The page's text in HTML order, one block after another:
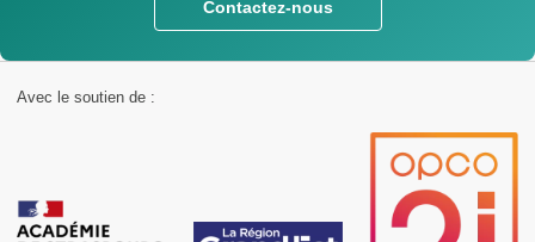
Contactez-nous
Avec le soutien de :